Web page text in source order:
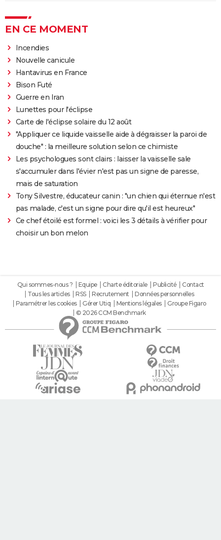
EN CE MOMENT
Incendies
Nouvelle canicule
Hantavirus en France
Bison Futé
Guerre en Iran
Lunettes pour l'éclipse
Carte de l'éclipse solaire du 12 août
"Appliquer ce liquide vaisselle aide à dégraisser la paroi de
douche" : la meilleure solution selon ce chimiste
Les psychologues sont clairs : laisser la vaisselle sale
s'accumuler dans l'évier n'est pas un signe de paresse,
mais de saturation
Tony Silvestre, éducateur canin : "un chien qui éternue n'est
pas malade, c'est un signe pour dire qu'il est heureux"
Ce chef étoilé est formel : voici les 3 détails à vérifier pour
choisir un bon melon
Qui sommes-nous ? Equipe Charte éditoriale Publicité
Contact
Tous les articles
RSS Recrutement
Données personnelles
Paramétrer les cookies
Gérer Utiq Mentions légales
Groupe Figaro
© 2026 CCM Benchmark